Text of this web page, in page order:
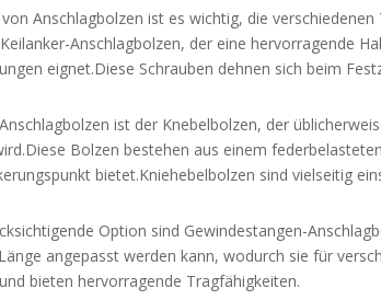
Anschlagbolzen ist es wichtig, die
Anschlagbolzen, der eine hervorragende
eignet.Diese Schrauben dehnen sich beim
ist der Knebelbolzen, der
Bolzen bestehen aus einem
bietet.Kniehebelbolzen sind vielseitig
Option sind Gewindestangen-
angepasst werden kann, wodurch sie für
bieten hervorragende Tragfähigkeiten.